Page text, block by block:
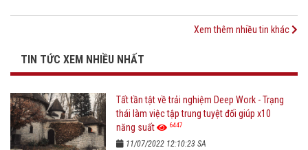
Xem thêm nhiều tin khác
TIN TỨC XEM NHIỀU NHẤT
Tất tần tật về trải nghiệm Deep Work - Trạng
thái làm việc tập trung tuyệt đối giúp x10
năng suất
6447
11/07/2022 12:10:23 SA